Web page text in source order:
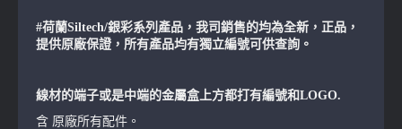
#荷蘭Siltech/銀彩系列產品，我司銷售的均為全新，正品，
提供原廠保證，所有產品均有獨立編號可供查詢。
線材的端子或是中端的金屬盒上方都打有編號和LOGO.
含 原廠所有配件。